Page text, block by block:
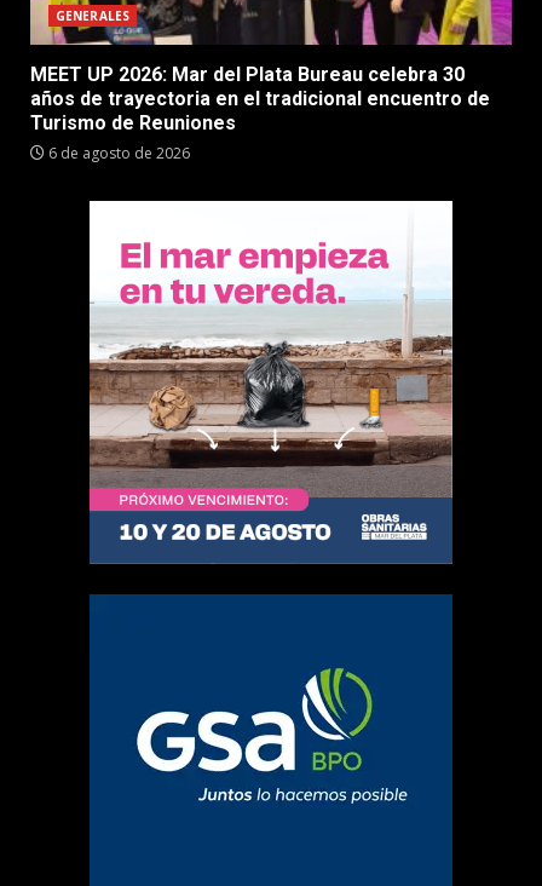
GENERALES
MEET UP 2026: Mar del Plata Bureau celebra 30
años de trayectoria en el tradicional encuentro de
Turismo de Reuniones
6 de agosto de 2026